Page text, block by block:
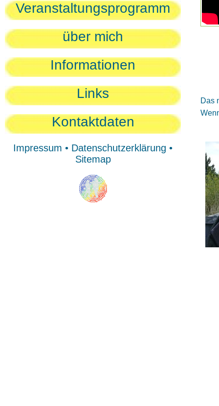
Veranstaltungsprogramm
über mich
Informationen
Links
Kontaktdaten
Impressum • Datenschutzerklärung •
Sitemap
Das